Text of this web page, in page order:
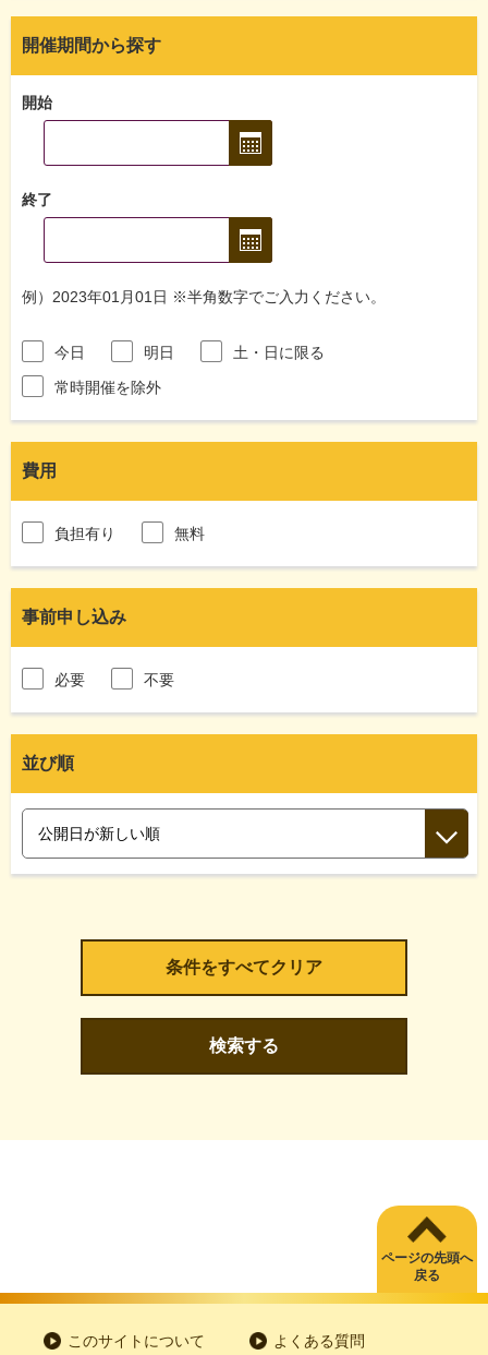
開催期間から探す
開始
終了
例）2023年01月01日 ※半角数字でご入力ください。
今日 明日
土・日に限る
常時開催を除外
費用
負担有り 無料
事前申し込み
必要 不要
並び順
検索する
ページの先頭へ
戻る
このサイトについて よくある質問